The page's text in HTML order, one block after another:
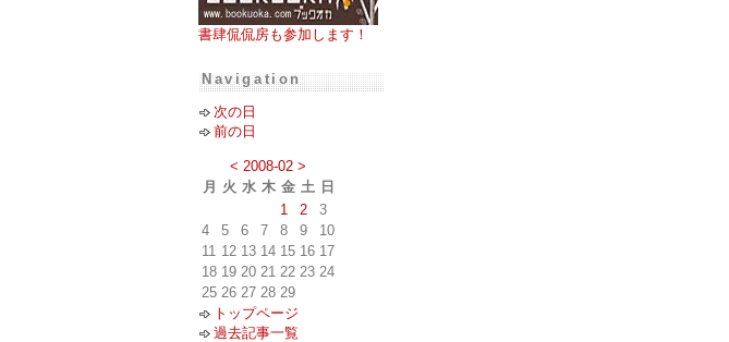
書肆侃侃房も参加します！
Navigation
次の日
前の日
< 2008-02 >
月
火 水 木 金 土 日
1
2
3
4
5 6 7 8 9
10
11 12 13 14 15 16 17
18 19 20 21 22 23 24
25 26 27 28 29
トップページ
過去記事一覧